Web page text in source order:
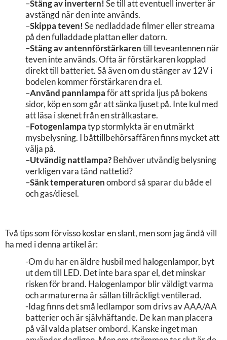
–Stäng av invertern!Se till att eventuell inverter är
avstängd när den inte används.
–Skippa teven!Se nedladdade filmer eller streama
på den fulladdade plattan eller datorn.
–Stäng av antennförstärkarentill teveantennen när
teven inte används. Ofta är förstärkaren kopplad
direkt till batteriet. Så även om du stänger av 12V i
bodelen kommer förstärkaren dra el.
–Använd pannlampaför att sprida ljus på bokens
sidor, köp en som går att sänka ljuset på. Inte kul med
att läsa i skenet från en strålkastare.
–Fotogenlampatyp stormlykta är en utmärkt
mysbelysning. I båttillbehörsaffären finns mycket att
välja på.
–Utvändig nattlampa?Behöver utvändig belysning
verkligen vara tänd nattetid?
–Sänk temperaturenombord så sparar du både el
och gas/diesel.
Två tips som förvisso kostar en slant, men som jag ändå vill
ha med i denna artikel är:
-Om du har en äldre husbil med halogenlampor, byt
ut dem till LED. Det inte bara spar el, det minskar
risken för brand. Halogenlampor blir väldigt varma
och armaturerna är sällan tillräckligt ventilerad.
-Idag finns det små ledlampor som drivs av AAA/AA
batterier och är självhäftande. De kan man placera
på väl valda platser ombord. Kanske inget man